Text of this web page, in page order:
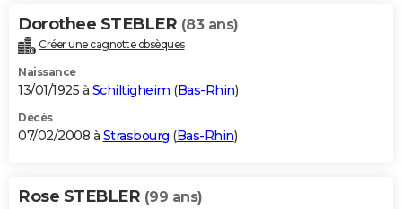
Dorothee STEBLER (83 ans)
Créer une cagnotte obsèques
Naissance
13/01/1925 à Schiltigheim (Bas-Rhin)
Décès
07/02/2008 à Strasbourg (Bas-Rhin)
Rose STEBLER (99 ans)